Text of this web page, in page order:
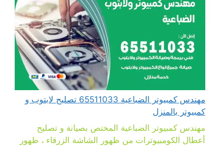
مهندس كمبيوتر الضباعية 65511033 تصليح لابتوب و
كمبيوتر بالمنزل
مهندس كمبيوتر الضباعية المختص بصيانة و تصليح
أعطال الكومبيوترات من ظهور الشاشة الزرقاء ، ظهور